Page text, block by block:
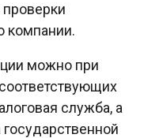
проверки
компании.
можно при
служба, а